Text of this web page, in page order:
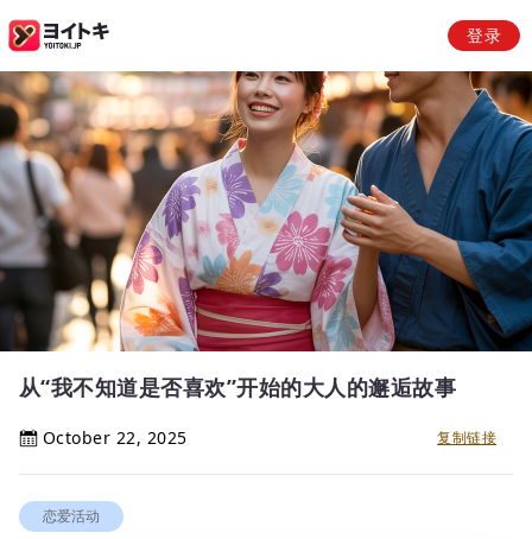
登录
从“我不知道是否喜欢”开始的大人的邂逅故事
October 22, 2025 复制链接
恋爱活动